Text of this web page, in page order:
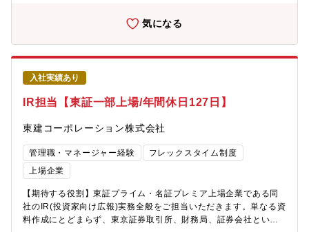
設計、工事監理を行います。新築、改修共にお客様や利用者の想
いを細部まで汲み取り、周辺環境や景観にも配慮した設計を行い
ます。■採用背景：業績好調につき増員拡大採用です。在宅勤務を
ご希望の方も歓迎致します。面接時にご相談ください。■求める人
物像：・コミュニケーション力・調整力・折衝力が高い方 ・お
客さまの意図をきちんと受け止め、理解し、適切な回答ができる
方 ・チームワークを大切にして良い仕事ができる方 ・品質と
コンプライアンス意識を常に保てる方
気になる
入社実績あり
IR担当【東証一部上場/年間休日127日】
東建コーポレーション株式会社
管理職・マネージャー経験
フレックスタイム制度
上場企業
【期待する役割】東証プライム・名証プレミア上場企業である同
社のIR(投資家向け広報)実務全般をご担当いただきます。単なる資
料作成にとどまらず、東京証券取引所、財務局、証券会社といっ